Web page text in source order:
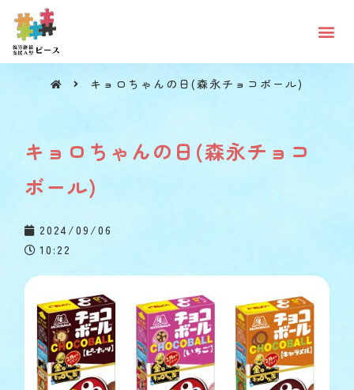
キョロちゃんの日(森永チョコボール)
キョロちゃんの日(森永チョコボール)
キョロちゃんの日(森永チョコ
ボール)
2024/09/06
10:22